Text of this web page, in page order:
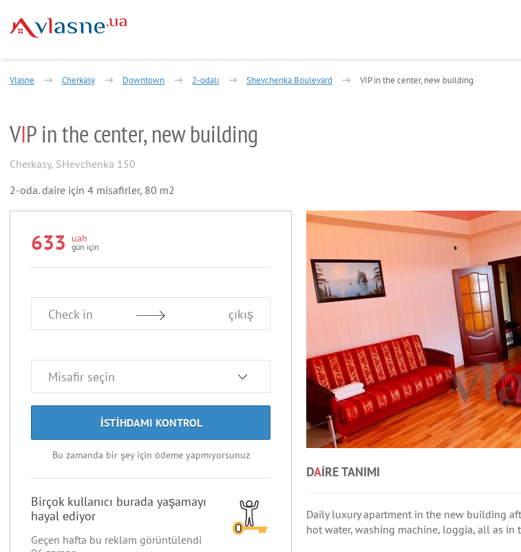
Vlasne Cherkasy Downtown 2-odalı Shevchenka Boulevard VIP in the center, new building
VIP in the center, new building
Cherkasy, SHevchenka 150
2-oda. daire için 4 misafirler, 80 m2
633 uah
gün için
Check in çıkış
ISTIHDAMI KONTROL
Bu zamanda bir şey için ödeme yapmıyorsunuz
Birçok kullanıcı burada yaşamayı
hayal ediyor
Geçen hafta bu reklam görüntülendi
DAIRE TANIMI
Daily luxury apartment in the new building
hot water, washing machine, loggia, all as in